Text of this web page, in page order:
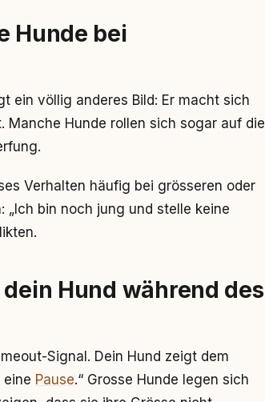
Hunde bei
ein völlig anderes Bild: Er macht sich
Hunde rollen sich sogar auf die
Verhalten häufig bei grösseren oder
bin noch jung und stelle keine
Hund während des
Signal. Dein Hund zeigt dem
eine Pause.“ Grosse Hunde legen sich